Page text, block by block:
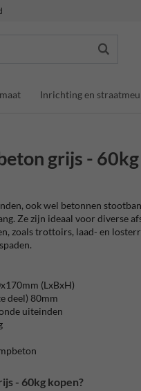
Inrichting en
grijs - 60kg
ook wel betonnen
Ze zijn ideaal voor diverse
zoals trottoirs, laad- en
(LxBxH)
deel) 80mm
uiteinden
- 60kg kopen?